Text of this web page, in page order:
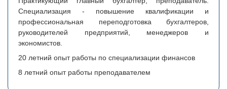
Специализация - повышение квалификации и
профессиональная переподготовка бухгалтеров,
руководителей предприятий, менеджеров и
экономистов.
20 летний опыт работы по специализации финансов
8 летний опыт работы преподавателем